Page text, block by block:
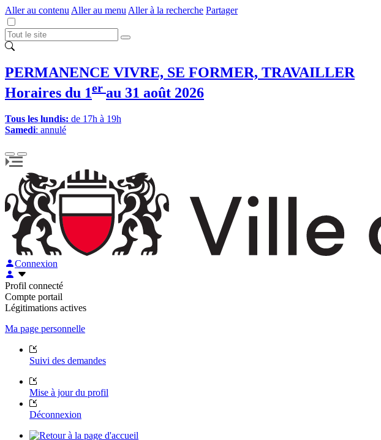
Aller au contenu Aller au menu Aller à la recherche Partager
PERMANENCE VIVRE, SE FORMER, TRAVAILLER
Horaires du 1er au 31 août 2026
Tous les lundis: de 17h à 19h
Samedi: annulé
Connexion
Profil connecté
Compte portail
Légitimations actives
Ma page personnelle
Suivi des demandes
Mise à jour du profil
Déconnexion